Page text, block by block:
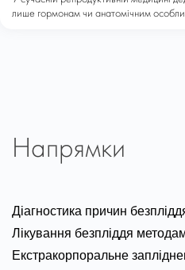
лише гормонам чи анатомічним
Напрямки
Діагностика причин
Лікування безпліддя
Екстракорпоральне